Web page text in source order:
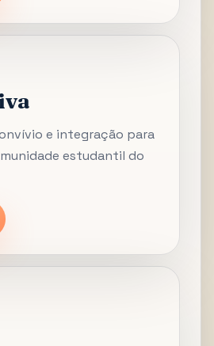
e integração para
estudantil do